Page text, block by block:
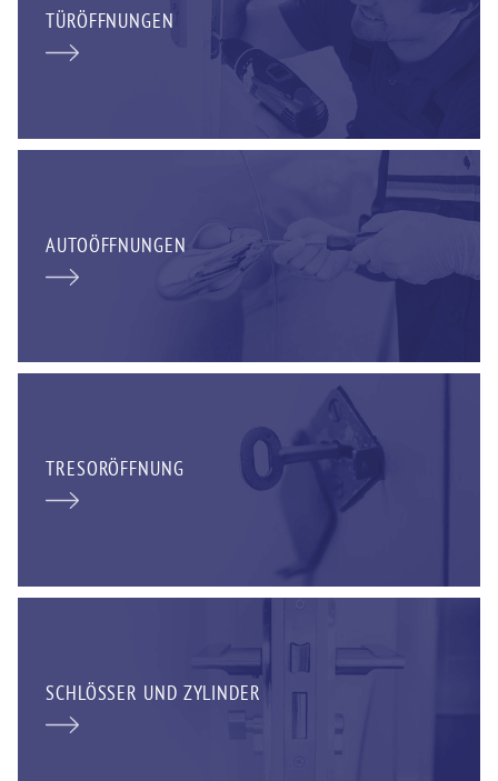
TÜRÖFFNUNGEN
AUTOÖFFNUNGEN
TRESORÖFFNUNG
SCHLÖSSER UND ZYLINDER